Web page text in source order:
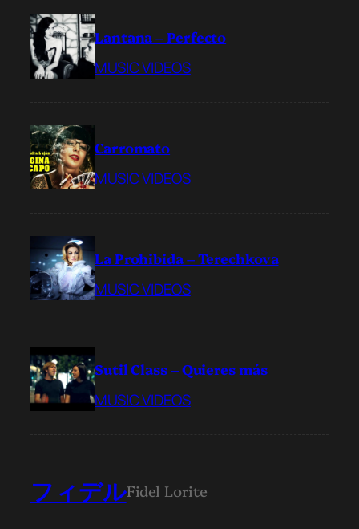
Lantana – Perfecto
MUSIC VIDEOS
Carromato
MUSIC VIDEOS
La Prohibida – Terechkova
MUSIC VIDEOS
Sutil Class – Quieres más
MUSIC VIDEOS
フィデルFidel Lorite